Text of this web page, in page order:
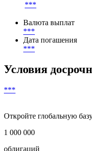
***
Валюта выплат
***
Дата погашения
***
Условия
***
Откройте глобальную
1 000 000
облигаций